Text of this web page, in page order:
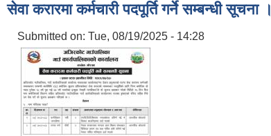
सेवा करारमा कर्मचारी पदपूर्ति गर्ने सम्बन्धी सूचना ।
Submitted on: Tue, 08/19/2025 - 14:28